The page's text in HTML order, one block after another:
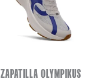
ZAPATILLA OLYMPIKUS